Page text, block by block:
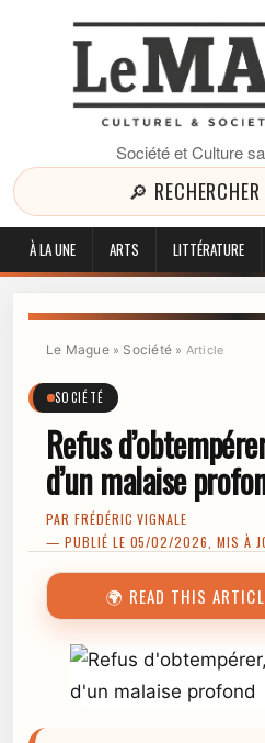
Société et Culture
🔎
À LA UNE ARTS LITTÉRATURE
Le Mague» Société» Article
SOCIÉTÉ
Refus
d’un malaise
PAR FRÉDÉRIC VIGNALE
— PUBLIÉ LE 05/02/2026, MIS À
🌍 READ THIS